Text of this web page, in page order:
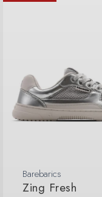
Barebarics
Zing Fresh